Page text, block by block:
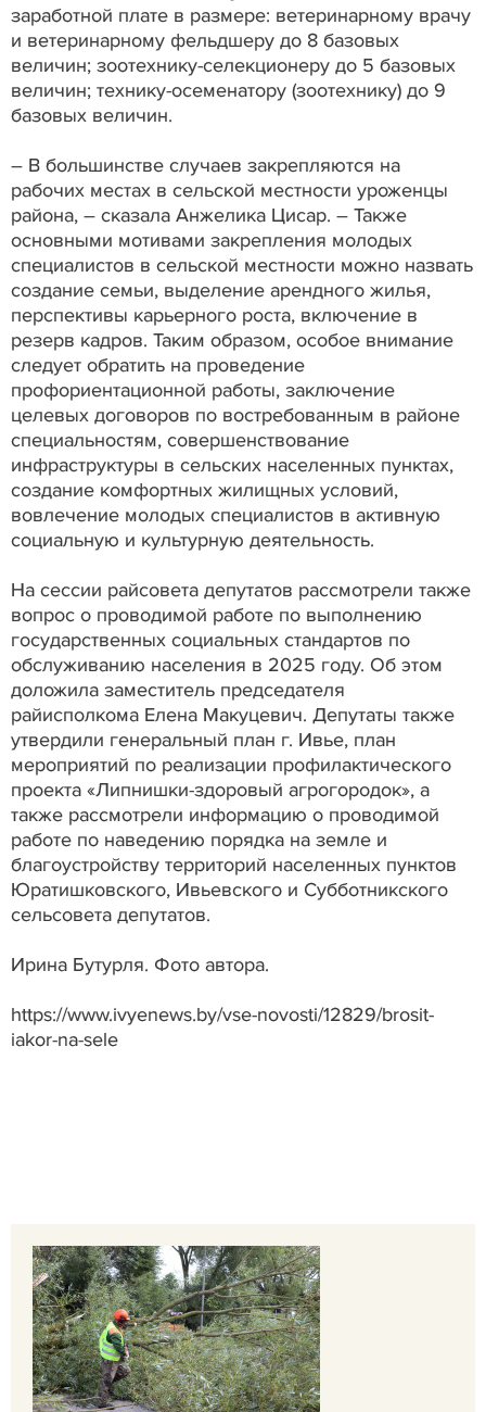
заработной плате в размере: ветеринарному врачу
и ветеринарному фельдшеру до 8 базовых
величин; зоотехнику-селекционеру до 5 базовых
величин; технику-осеменатору (зоотехнику) до 9
базовых величин.
– В большинстве случаев закрепляются на
рабочих местах в сельской местности уроженцы
района, – сказала Анжелика Цисар. – Также
основными мотивами закрепления молодых
специалистов в сельской местности можно назвать
создание семьи, выделение арендного жилья,
перспективы карьерного роста, включение в
резерв кадров. Таким образом, особое внимание
следует обратить на проведение
профориентационной работы, заключение
целевых договоров по востребованным в районе
специальностям, совершенствование
инфраструктуры в сельских населенных пунктах,
создание комфортных жилищных условий,
вовлечение молодых специалистов в активную
социальную и культурную деятельность.
На сессии райсовета депутатов рассмотрели также
вопрос о проводимой работе по выполнению
государственных социальных стандартов по
обслуживанию населения в 2025 году. Об этом
доложила заместитель председателя
райисполкома Елена Макуцевич. Депутаты также
утвердили генеральный план г. Ивье, план
мероприятий по реализации профилактического
проекта «Липнишки-здоровый агрогородок», а
также рассмотрели информацию о проводимой
работе по наведению порядка на земле и
благоустройству территорий населенных пунктов
Юратишковского, Ивьевского и Субботникского
сельсовета депутатов.
Ирина Бутурля. Фото автора.
https://www.ivyenews.by/vse-novosti/12829/brosit-
iakor-na-sele